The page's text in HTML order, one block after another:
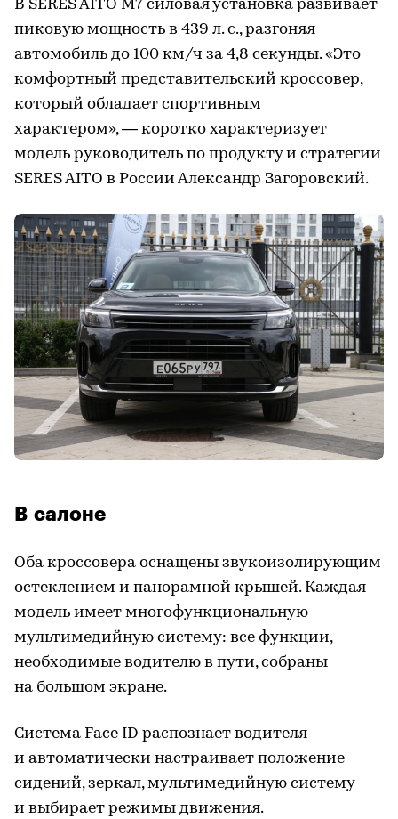
В SERES AITO M7 силовая установка развивает
пиковую мощность в 439 л. с., разгоняя
автомобиль до 100 км/ч за 4,8 секунды. «Это
комфортный представительский кроссовер,
который обладает спортивным
характером», — коротко характеризует
модель руководитель по продукту и стратегии
SERES AITO в России Александр Загоровский.
В салоне
Оба кроссовера оснащены звукоизолирующим
остеклением и панорамной крышей. Каждая
модель имеет многофункциональную
мультимедийную систему: все функции,
необходимые водителю в пути, собраны
на большом экране.
Система Face ID распознает водителя
и автоматически настраивает положение
сидений, зеркал, мультимедийную систему
и выбирает режимы движения.